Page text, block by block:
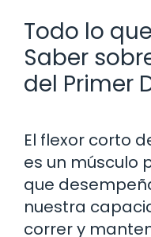
Todo lo
Saber
del Primer
El flexor corto
es un músculo
que
nuestra
correr y